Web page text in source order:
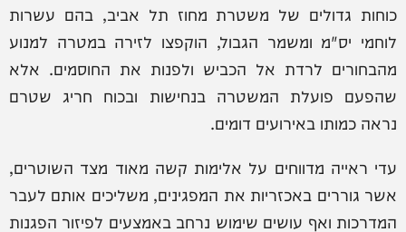
כוחות גדולים של משטרת מחוז תל אביב, בהם עשרות
לוחמי יס"מ ומשמר הגבול, הוקפצו לזירה במטרה למנוע
מהבחורים לרדת אל הכביש ולפנות את החוסמים. אלא
שהפעם פועלת המשטרה בנחישות ובכוח חריג שטרם
נראה כמותו באירועים דומים.
עדי ראייה מדווחים על אלימות קשה מאוד מצד השוטרים,
אשר גוררים באכזריות את המפגינים, משליכים אותם לעבר
המדרכות ואף עושים שימוש נרחב באמצעים לפיזור הפגנות